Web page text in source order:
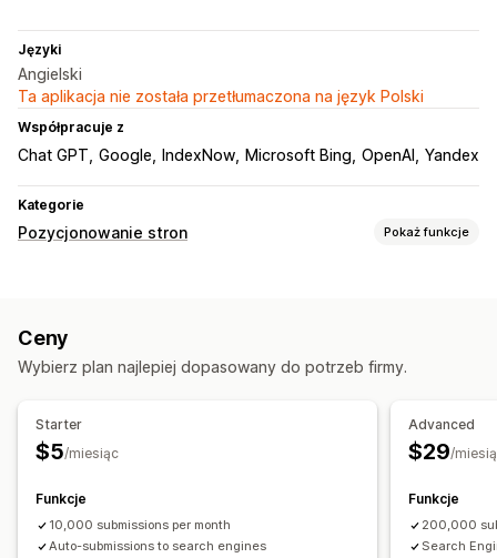
Języki
Angielski
Ta aplikacja nie została przetłumaczona na język Polski
Współpracuje z
Chat GPT Google IndexNow Microsoft Bing OpenAI Yandex
Kategorie
Pozycjonowanie stron Pokaż funkcje
Indeksowanie strony
API i elementy webhook
Analizy
Ceny
Wybierz plan najlepiej dopasowany do potrzeb firmy.
Starter
$5/miesiąc
Funkcje
10,000 submissions per month
Auto-submissions to search engines
Advanced
$29/
Funkcje
200,000
Search